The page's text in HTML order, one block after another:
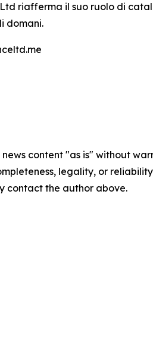
Ltd riafferma il suo ruolo di
domani.
news content "as is" without
legality, or
contact the author above.